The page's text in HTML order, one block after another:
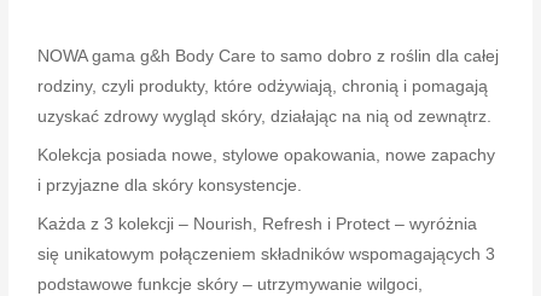
NOWA gama g&h Body Care to samo dobro z roślin dla całej
rodziny, czyli produkty, które odżywiają, chronią i pomagają
uzyskać zdrowy wygląd skóry, działając na nią od zewnątrz.
Kolekcja posiada nowe, stylowe opakowania, nowe zapachy
i przyjazne dla skóry konsystencje.
Każda z 3 kolekcji – Nourish, Refresh i Protect – wyróżnia
się unikatowym połączeniem składników wspomagających 3
podstawowe funkcje skóry – utrzymywanie wilgoci,